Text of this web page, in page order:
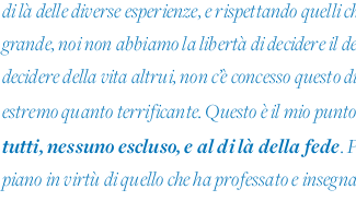
di là delle diverse esperienze, e rispettando quelli
grande, noi non abbiamo la libertà di decidere il
decidere della vita altrui, non c’è concesso
estremo quanto terrificante. Questo è il mio
tutti, nessuno escluso, e al di là della fede.
piano in virtù di quello che ha professato e